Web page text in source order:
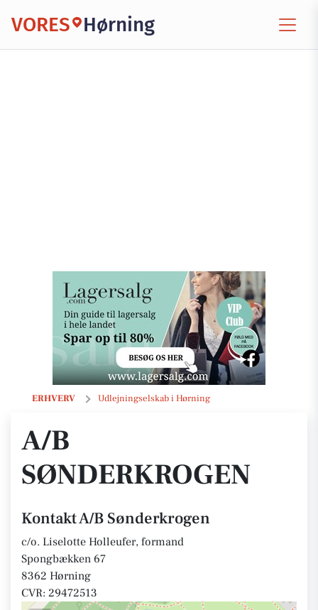
VORES Hørning
ERHVERV Udlejningselskab i Hørning
A/B Sønderkrogen
A/B
SØNDERKROGEN
Kontakt A/B Sønderkrogen
c/o. Liselotte Holleufer, formand
Spongbækken 67
8362 Hørning
CVR: 29472513